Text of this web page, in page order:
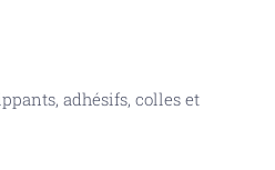
adhésifs, colles et